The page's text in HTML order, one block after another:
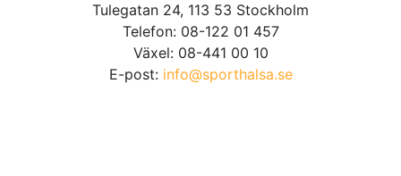
Tulegatan 24, 113 53 Stockholm
Telefon: 08-122 01 457
Växel: 08-441 00 10
E-post: info@sporthalsa.se